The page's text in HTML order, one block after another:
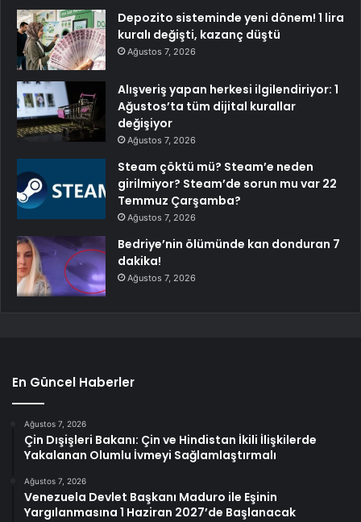
Depozito sisteminde yeni dönem! 1 lira
kuralı değişti, kazanç düştü
Ağustos 7, 2026
Alışveriş yapan herkesi ilgilendiriyor: 1
Ağustos’ta tüm dijital kurallar
değişiyor
Ağustos 7, 2026
Steam çöktü mü? Steam’e neden
girilmiyor? Steam’de sorun mu var 22
Temmuz Çarşamba?
Ağustos 7, 2026
Bedriye’nin ölümünde kan donduran 7
dakika!
Ağustos 7, 2026
En Güncel Haberler
Ağustos 7, 2026
Çin Dışişleri Bakanı: Çin ve Hindistan İkili İlişkilerde
Yakalanan Olumlu İvmeyi Sağlamlaştırmalı
Ağustos 7, 2026
Venezuela Devlet Başkanı Maduro ile Eşinin
Yargılanmasına 1 Haziran 2027’de Başlanacak